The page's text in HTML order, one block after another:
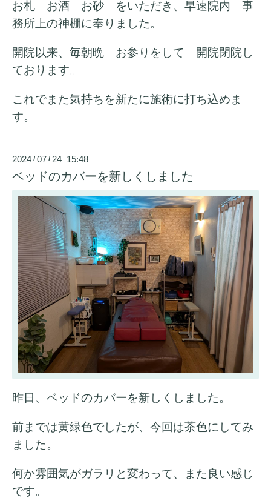
お札 お酒 お砂 をいただき、早速院内 事
務所上の神棚に奉りました。
開院以来、毎朝晩 お参りをして 開院閉院し
ております。
これでまた気持ちを新たに施術に打ち込めま
す。
2024 /07 / 24 15:48
ベッドのカバーを新しくしました
昨日、ベッドのカバーを新しくしました。
前までは黄緑色でしたが、今回は茶色にしてみ
ました。
何か雰囲気がガラリと変わって、また良い感じ
です。